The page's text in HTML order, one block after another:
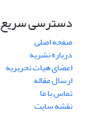
دسترسی سریع
صفحه اصلی
درباره نشریه
اعضای هیات تحریریه
ارسال مقاله
تماس با ما
نقشه سایت